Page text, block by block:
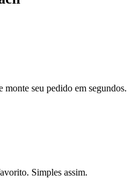
seu pedido em segundos.
Simples assim.